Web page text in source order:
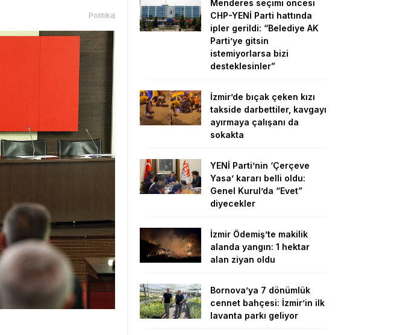
Politika
Menderes seçimi öncesi
CHP-YENİ Parti hattında
ipler gerildi: “Belediye AK
Parti’ye gitsin
istemiyorlarsa bizi
desteklesinler”
İzmir’de bıçak çeken kızı
takside darbettiler, kavgayı
ayırmaya çalışanı da
sokakta
YENİ Parti’nin ‘Çerçeve
Yasa’ kararı belli oldu:
Genel Kurul’da “Evet”
diyecekler
İzmir Ödemiş’te makilik
alanda yangın: 1 hektar
alan ziyan oldu
Bornova’ya 7 dönümlük
cennet bahçesi: İzmir’in ilk
lavanta parkı geliyor